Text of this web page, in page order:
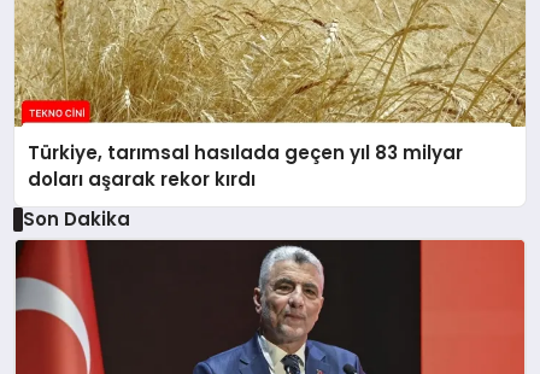
Türkiye, tarımsal hasılada geçen yıl 83 milyar
doları aşarak rekor kırdı
Son Dakika